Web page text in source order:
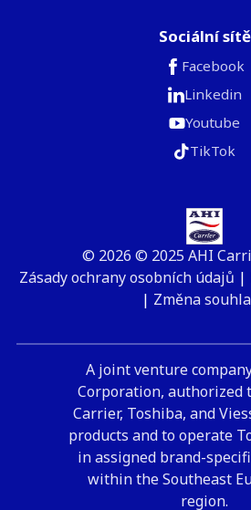
Sociální sítě
Facebook
Linkedin
Youtube
TikTok
© 2026 © 2025 AHI
Zásady ochrany osobních údajů |
| Změna
A joint venture
Corporation, authorized
Carrier, Toshiba, and
products and to operate
in assigned brand-
within the Southeast
region.